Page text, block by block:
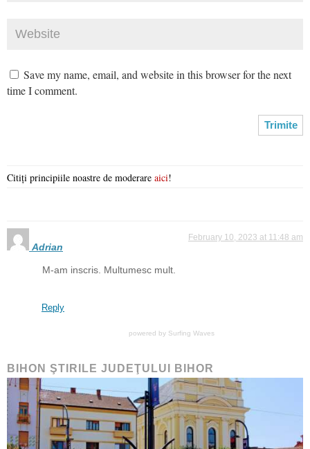
Save my name, email, and website in this browser for the next
time I comment.
Citiți principiile noastre de moderare aici!
Adrian
February 10, 2023 at 11:48 am
M-am inscris. Multumesc mult.
Reply
powered by Surfing Waves
BIHON ŞTIRILE JUDEŢULUI BIHOR